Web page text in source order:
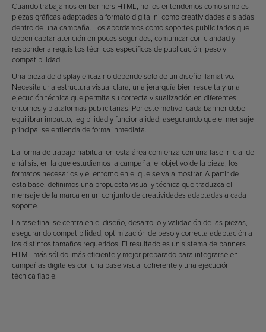
Cuando trabajamos en banners HTML, no los entendemos como simples
piezas gráficas adaptadas a formato digital ni como creatividades aisladas
dentro de una campaña. Los abordamos como soportes publicitarios que
deben captar atención en pocos segundos, comunicar con claridad y
responder a requisitos técnicos específicos de publicación, peso y
compatibilidad.
Una pieza de display eficaz no depende solo de un diseño llamativo.
Necesita una estructura visual clara, una jerarquía bien resuelta y una
ejecución técnica que permita su correcta visualización en diferentes
entornos y plataformas publicitarias. Por este motivo, cada banner debe
equilibrar impacto, legibilidad y funcionalidad, asegurando que el mensaje
principal se entienda de forma inmediata.
La forma de trabajo habitual en esta área comienza con una fase inicial de
análisis, en la que estudiamos la campaña, el objetivo de la pieza, los
formatos necesarios y el entorno en el que se va a mostrar. A partir de
esta base, definimos una propuesta visual y técnica que traduzca el
mensaje de la marca en un conjunto de creatividades adaptadas a cada
soporte.
La fase final se centra en el diseño, desarrollo y validación de las piezas,
asegurando compatibilidad, optimización de peso y correcta adaptación a
los distintos tamaños requeridos. El resultado es un sistema de banners
HTML más sólido, más eficiente y mejor preparado para integrarse en
campañas digitales con una base visual coherente y una ejecución
técnica fiable.